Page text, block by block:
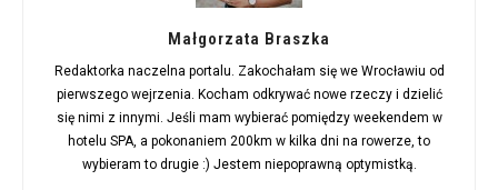
Małgorzata Braszka
Redaktorka naczelna portalu. Zakochałam się we Wrocławiu od
pierwszego wejrzenia. Kocham odkrywać nowe rzeczy i dzielić
się nimi z innymi. Jeśli mam wybierać pomiędzy weekendem w
hotelu SPA, a pokonaniem 200km w kilka dni na rowerze, to
wybieram to drugie :) Jestem niepoprawną optymistką.